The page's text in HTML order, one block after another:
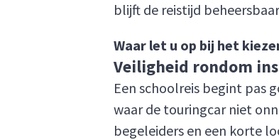
blijft de reistijd
Waar let u op bij het
Veiligheid rondom
Een schoolreis begint pas
waar de touringcar niet
begeleiders en een korte